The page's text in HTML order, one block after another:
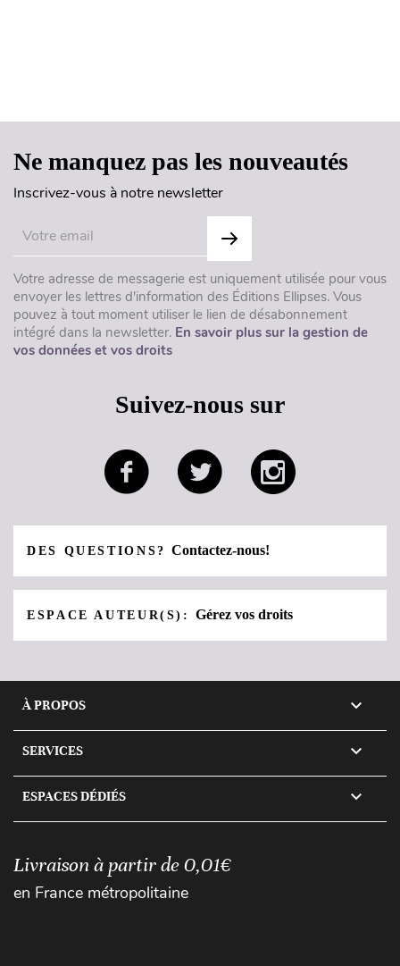
Ne manquez pas les nouveautés
Inscrivez-vous à notre newsletter
Votre adresse de messagerie est uniquement utilisée pour vous
envoyer les lettres d'information des Éditions Ellipses. Vous
pouvez à tout moment utiliser le lien de désabonnement
intégré dans la newsletter. En savoir plus sur la gestion de
vos données et vos droits
Suivez-nous sur
DES QUESTIONS?Contactez-nous!
ESPACE AUTEUR(S):Gérez vos droits
À PROPOS 
SERVICES 
ESPACES DÉDIÉS 
Livraison à partir de 0,01€
en France métropolitaine